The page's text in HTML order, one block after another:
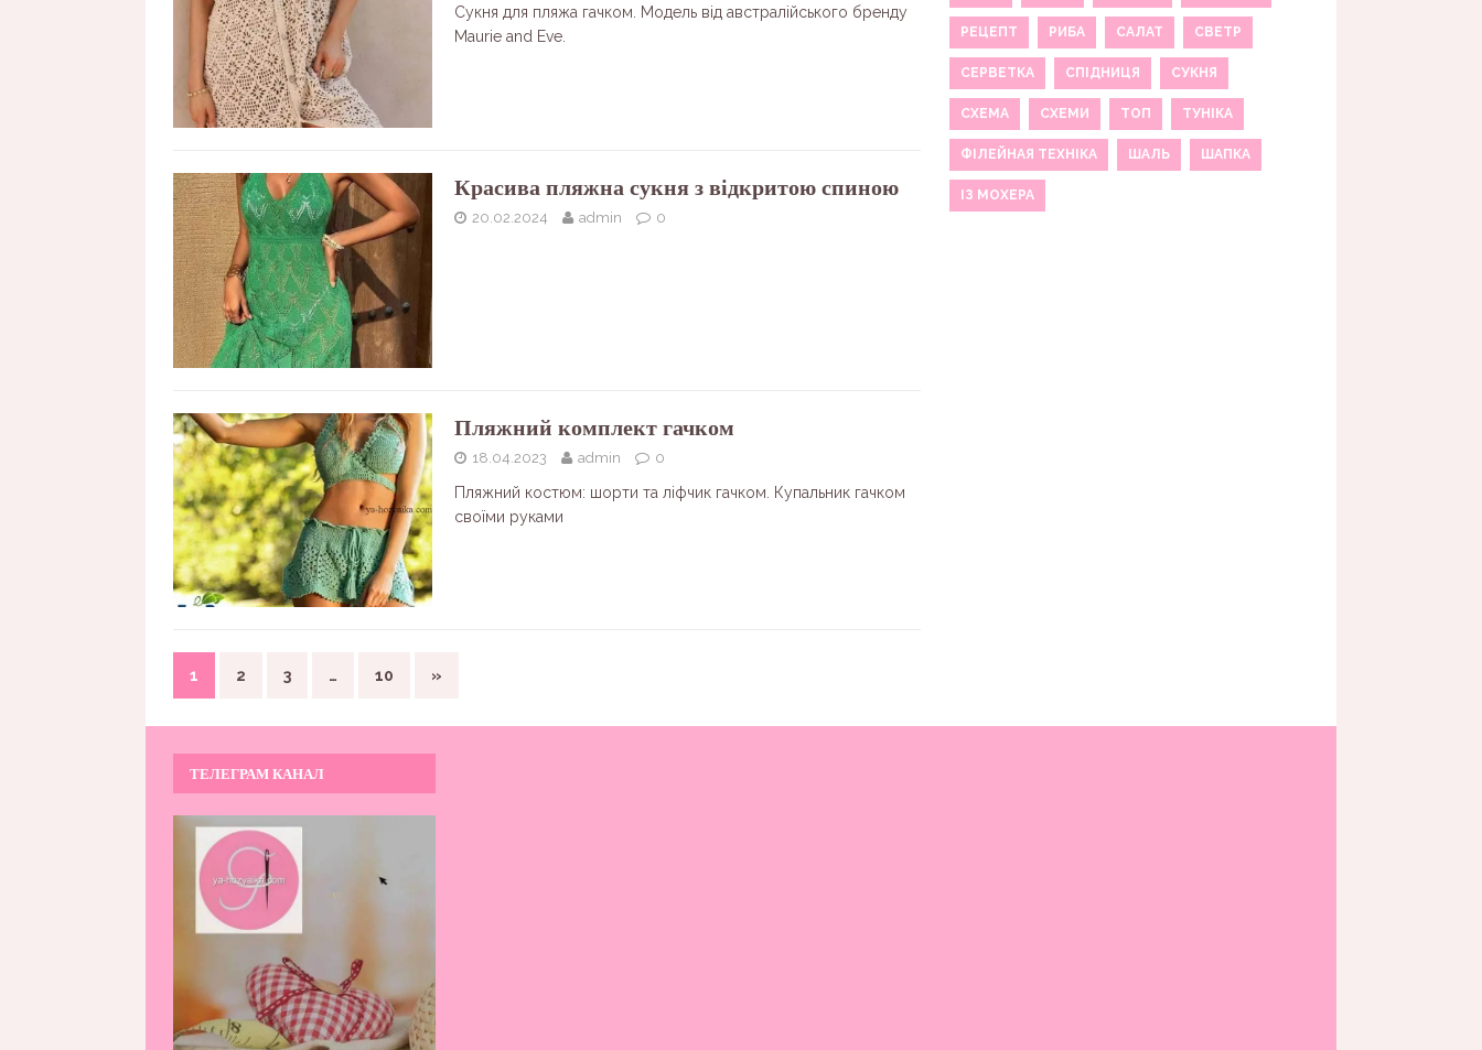
Сукня для пляжа гачком. Модель від австралійського бренду
Maurie and Eve.
Красива пляжна сукня з відкритою спиною
20.02.2024 admin 0
Пляжний комплект гачком
18.04.2023 admin 0
Пляжний костюм: шорти та ліфчик гачком. Купальник гачком
своїми руками
1 2 3 … 10 »
РЕЦЕПТ РИБА САЛАТ СВЕТР
СЕРВЕТКА СПІДНИЦЯ СУКНЯ
СХЕМА СХЕМИ ТОП ТУНІКА
ФІЛЕЙНАЯ ТЕХНІКА ШАЛЬ ШАПКА
ІЗ МОХЕРА
ТЕЛЕГРАМ КАНАЛ